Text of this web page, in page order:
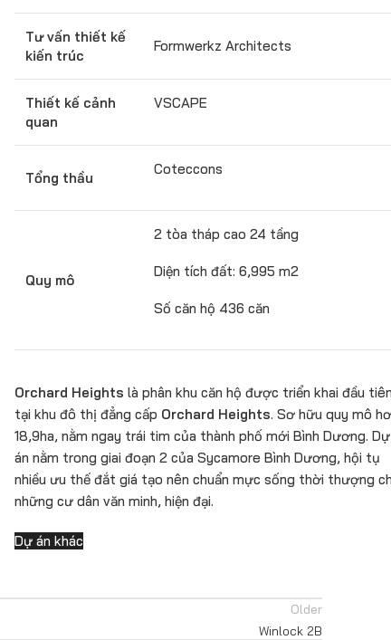
Tư vấn thiết kế
kiến trúc
Formwerkz Architects
Thiết kế cảnh
quan
VSCAPE
Tổng thầu
Coteccons
Quy mô
2 tòa tháp cao 24 tầng
Diện tích đất: 6,995 m2
Số căn hộ 436 căn
Orchard Heights là phân khu căn hộ được triển khai đầu
tại khu đô thị đẳng cấp Orchard Heights. Sơ hữu quy mô
18,9ha, nằm ngay trái tim của thành phố mới Bình Dương. Dự
án nằm trong giai đoạn 2 của Sycamore Bình Dương, hội tụ
nhiều ưu thế đắt giá tạo nên chuẩn mực sống thời thượng
những cư dân văn minh, hiện đại.
Dự án khác
Older
Winlock 2B